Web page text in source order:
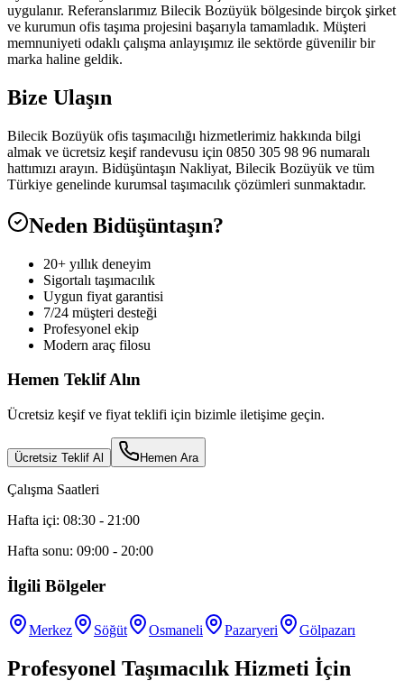
uygulanır. Referanslarımız Bilecik Bozüyük bölgesinde birçok şirket
ve kurumun ofis taşıma projesini başarıyla tamamladık. Müşteri
memnuniyeti odaklı çalışma anlayışımız ile sektörde güvenilir bir
marka haline geldik.
Bize Ulaşın
Bilecik Bozüyük ofis taşımacılığı hizmetlerimiz hakkında bilgi
almak ve ücretsiz keşif randevusu için 0850 305 98 96 numaralı
hattımızı arayın. Bidüşüntaşın Nakliyat, Bilecik Bozüyük ve tüm
Türkiye genelinde kurumsal taşımacılık çözümleri sunmaktadır.
Neden Bidüşüntaşın?
20+ yıllık deneyim
Sigortalı taşımacılık
Uygun fiyat garantisi
7/24 müşteri desteği
Profesyonel ekip
Modern araç filosu
Hemen Teklif Alın
Ücretsiz keşif ve fiyat teklifi için bizimle iletişime geçin.
Ücretsiz Teklif Al Hemen Ara
Çalışma Saatleri
Hafta içi: 08:30 - 21:00
Hafta sonu: 09:00 - 20:00
İlgili Bölgeler
Merkez Söğüt Osmaneli Pazaryeri Gölpazarı
Profesyonel Taşımacılık Hizmeti İçin